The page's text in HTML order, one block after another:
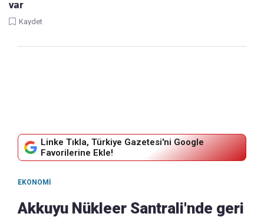
var
Kaydet
Linke Tıkla, Türkiye Gazetesi'ni Google
Favorilerine Ekle!
EKONOMI
Akkuyu Nükleer Santrali'nde geri